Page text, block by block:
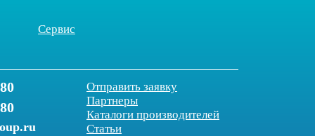
Сервис
Отправить заявку
Партнеры
Каталоги производителей
Статьи